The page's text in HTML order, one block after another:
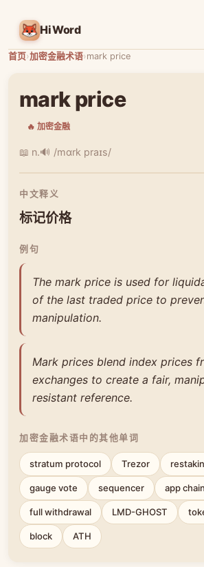
HiWord
首页›加密金融术语›mark price
mark price
🔥 加密金融
📖 n.🔊 /mɑrk praɪs/
中文释义
标记价格
例句
The mark price is used for
of the last traded price to
manipulation.
Mark prices blend index prices
exchanges to create a fair,
resistant reference.
加密金融术语中的其他单词
stratum protocol Trezor
gauge vote sequencer app chain
full withdrawal LMD-GHOST
block ATH